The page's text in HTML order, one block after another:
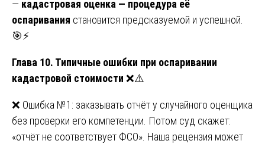
— кадастровая оценка — процедура её
оспаривания становится предсказуемой и успешной.
🎯⚡
Глава 10. Типичные ошибки при оспаривании
кадастровой стоимости ❌⚠️
❌ Ошибка №1: заказывать отчёт у случайного оценщика
без проверки его компетенции. Потом суд скажет:
«отчёт не соответствует ФСО». Наша рецензия может